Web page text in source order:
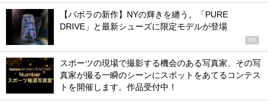
【バボラの新作】NYの輝きを纏う。「PURE
DRIVE」と最新シューズに限定モデルが登場
PR
スポーツの現場で撮影する機会のある写真家、その写
真家が撮る一瞬のシーンにスポットをあてるコンテス
トを開催します。作品受付中！